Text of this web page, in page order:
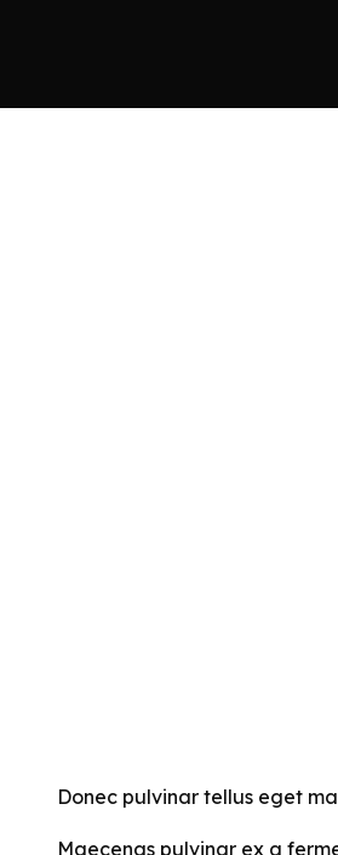
Donec pulvinar tellus eget
Maecenas pulvinar ex a